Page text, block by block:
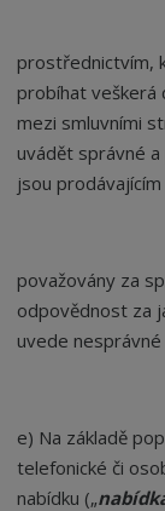
prostřednictvím,
probíhat veškerá
mezi smluvními
uvádět správné
jsou prodávajícím
považovány za
odpovědnost za
uvede
e) Na základě
telefonické či
nabídku („